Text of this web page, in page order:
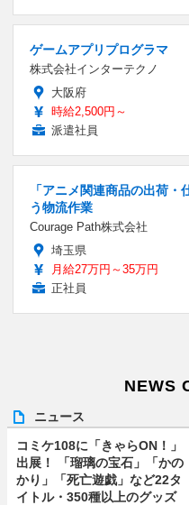
ゲームアプリプログラマ
株式会社インターテクノ
大阪府
時給2,500円～
派遣社員
「アニメ関連商品の出荷
う物流作業
Courage Path株式会社
埼玉県
月給27万円～35万円
正社員
NEWS
ニュース
コミケ108に「きゃらON！」
出展！ 「瑠璃の宝石」「かの
かり」「死亡遊戯」など22タ
イトル・350種以上のグッズ